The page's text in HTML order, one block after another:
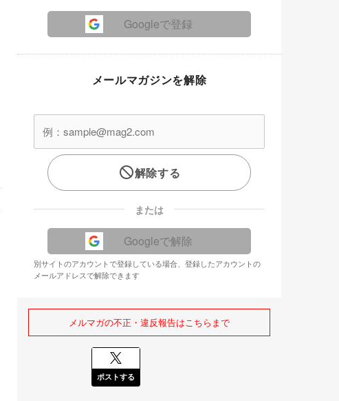
Googleで登録
メールマガジンを解除
解除する
または
Googleで解除
別サイトのアカウントで登録している場合、登録したアカウントの
メールアドレスで解除できます
メルマガの不正・違反報告はこちらまで
ポストする